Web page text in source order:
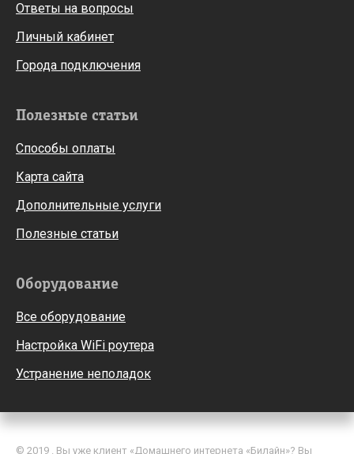
Ответы на вопросы
Личный кабинет
Города подключения
Полезные статьи
Способы оплаты
Карта сайта
Дополнительные услуги
Полезные статьи
Оборудование
Все оборудование
Настройка WiFi роутера
Устранение неполадок
© 2019 . Вы уже клиент «Домашнего интернета «Билайн»? Вы